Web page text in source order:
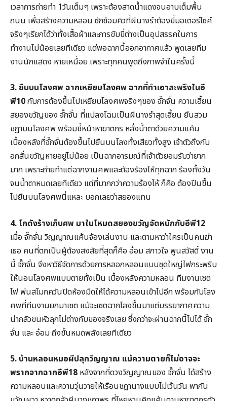
เวลาการถ่ายทำ 1วันเต็มๆ เพราะต้องสาดน้ำแดงจนอาบเต็มพื้น
ถนน เพื่อสร้างความหลอน ซักซ้อมคิวที่ผีนางรำต้องขี่มอเตอร์ไซค์
จริงๆเรียกได้ว่าทั้งเสื้อผ้าและการขับขี่ต่างเป็นอุปสรรคในการ
ทำงานไม่น้อยเลยทีเดียว แต่พอฉากนี้ออกอากาศแล้ว พูดเลยทีม
งานนักแสดง หายเหนื่อย เพราะทุกคนพูดถึงภาพจำในครั้งนี้
3. ยืนบนโลงศพ ฉากเหยียบโลงศพ ฉากที่ทำเอาสะพรึงในอี
พี10กับการต้องขึ้นไปเหยียบโลงศพจริงๆของ จั๊กจั่น ความเฮี้ยน
สยองขวัญของ จั๊กจั่น ที่แปลงโฉมเป็นผีนางรำสุดเฮี้ยน ยืนสวม
ชฎาบนโลงศพ พร้อมชี้หน้าหาฆาตกร หลั่งน้ำตาด้วยความแค้น
เบื้องหลังที่จั๊กจั่นต้องขึ้นไปยืนบนโลงทั้งเสียวทั้งสูง เจ้าตัวถึงกับ
อกสั่นขวัญหายอยู่ไม่น้อย เป็นฉากอารมณ์ที่เจ้าตัวยอมรับว่ายาก
มาก เพราะถ่ายทำแต่ฉากงานศพและต้องร้องไห้ทุกฉาก ร้องทั้งวัน
จนน้ำตาหมดเลยทีเดียว แต่ที่มากกว่าความร้องไห้ ก็คือ ต้องปีนขึ้น
ไปยืนบนโลงศพนี่แหละ บอกเลยว่าสยองแทน
4. โกดังร้างเก็บศพ มาในโหมดสยองขวัญจัดหนักกับอีพี12
เมื่อ จั๊กจั่น วิญญาณแค้นจ้องเล่นงาน และตามหาว่าใครเป็นคนฆ่า
เธอ คนที่ตกเป็นผู้ต้องสงสัยที่สุดก็คือ อ๋อม สกาวใจ พูนสวัสดิ์ งาน
นี้ จั๊กจั่น จึงหาวิธีจัดการด้วยการหลอกหลอนแบบชุดใหญ่ไฟกระพริบ
ให้นอนโลงศพแบบตายทั้งเป็น เบื้องหลังความหลอน ทีมงานเซต
ไฟ พ่นสโมกควันปิดห้องมืดให้ได้ความหลอนเข้าไปอีก พร้อมกับโลง
ศพที่ทีมงานยกมาเซต แม้จะเซตฉากโลงขึ้นมาแต่บรรยากาศความ
น่ากลัวขนหัวลุกไม่ต่างกับของจริงเลย ซึ่งกว่าจะผ่านฉากนี้ไปได้ จั๊ก
จั่น และ อ๋อม ถึงขั้นหมดพลังเลยทีเดียว
5. บ้านหลอนหมอผีปลุกวิญญาณ แม้ความตายก็ไม่อาจจะ
พรากจากฉากอีพี18 หลังจากที่ดวงวิญญาณของ จั๊กจั่น ได้สร้าง
ความหลอนและความวุ่นวายให้เรือนชฎานางแบบไม่เว้นวัน พากัน